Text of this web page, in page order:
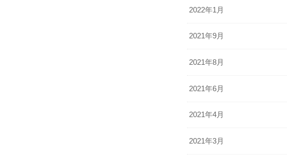
2022年1月
2021年9月
2021年8月
2021年6月
2021年4月
2021年3月